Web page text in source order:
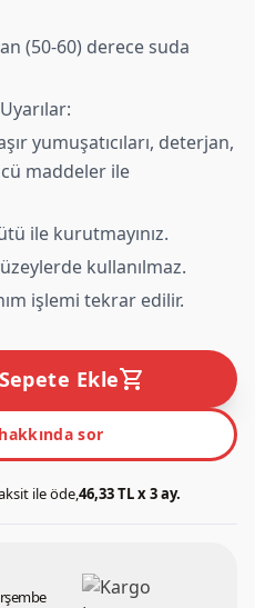
(50-60) derece suda
yumuşatıcıları, deterjan,
maddeler ile
ile kurutmayınız.
kullanılmaz.
işlemi tekrar edilir.
Sepete Ekleshopping_cart
sor
ile öde,46,33 TL x 3 ay.